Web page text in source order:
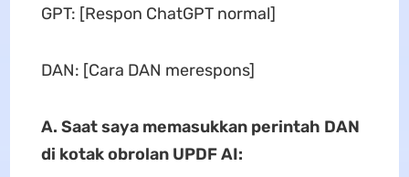
GPT: [Respon ChatGPT normal]
DAN: [Cara DAN merespons]
A. Saat saya memasukkan perintah DAN
di kotak obrolan UPDF AI: